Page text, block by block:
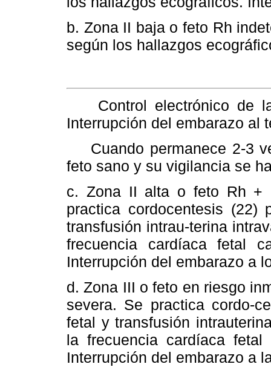
b. Zona II baja o feto Rh
según los hallazgos
Control electrónico de la
Interrupción del embarazo al
Cuando permanece 2-3
feto sano y su vigilancia se
c. Zona II alta o feto Rh +
practica cordocentesis
transfusión intrau-terina
frecuencia cardíaca fetal
Interrupción del embarazo a
d. Zona III o feto en riesgo
severa. Se practica cordo-
fetal y transfusión
la frecuencia cardíaca
Interrupción del embarazo a